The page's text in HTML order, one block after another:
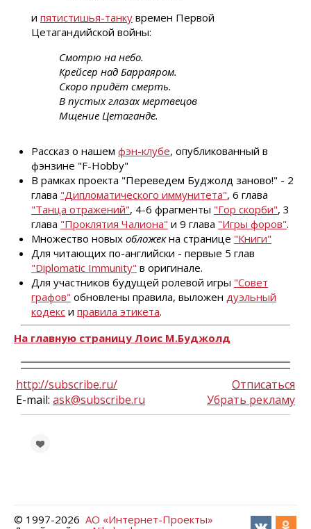
и пятистишья-танку времен Первой
Цетагандийской войны:
Смотрю на небо.
Крейсер над Барраяром.
Скоро придёт смерть.
В пустых глазах мертвецов
Мщение Цетаганде.
Рассказ о нашем фэн-клубе, опубликованный в
фэнзине "F-Hobby"
В рамках проекта "Переведем Буджолд заново!" - 2
глава "Дипломатического иммунитета", 6 глава
"Танца отражений", 4-6 фрагменты "Гор скорби", 3
глава "Проклятия Чалиона" и 9 глава "Игры форов".
Множество новых обложекна странице "Книги"
Для читающих по-английски - первые 5 глав
"Diplomatic Immunity" в оригинале.
Для участников будущей ролевой игры "Совет
графов" обновлены правила, выложен дуэльный
кодекс и правила этикета.
На главную страницу Лоис М.Буджолд
http://subscribe.ru/
E-mail: ask@subscribe.ru
Отписаться
Убрать рекламу
© 1997-2026 АО «Интернет-Проекты»